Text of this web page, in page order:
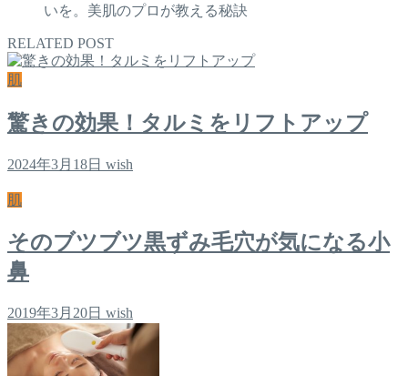
いを。美肌のプロが教える秘訣
RELATED POST
肌
驚きの効果！タルミをリフトアップ
2024年3月18日 wish
肌
そのブツブツ黒ずみ毛穴が気になる小
鼻
2019年3月20日 wish